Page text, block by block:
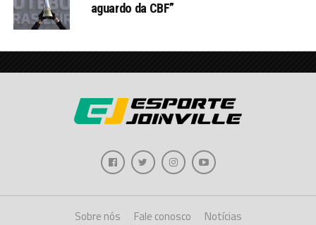
aguardo da CBF”
Sobre nós Fale conosco Notícias